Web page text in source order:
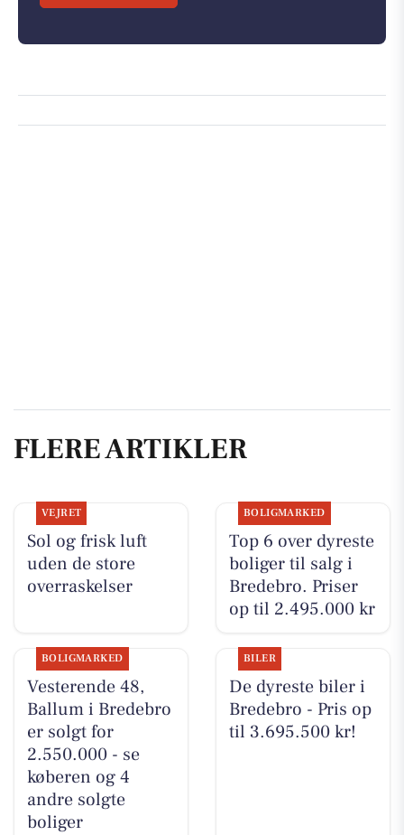
FLERE ARTIKLER
VEJRET
Sol og frisk luft
uden de store
overraskelser
BOLIGMARKED
Top 6 over dyreste
boliger til salg i
Bredebro. Priser
op til 2.495.000 kr
BOLIGMARKED
Vesterende 48,
Ballum i Bredebro
er solgt for
2.550.000 - se
køberen og 4
andre solgte
boliger
BILER
De dyreste biler i
Bredebro - Pris op
til 3.695.500 kr!